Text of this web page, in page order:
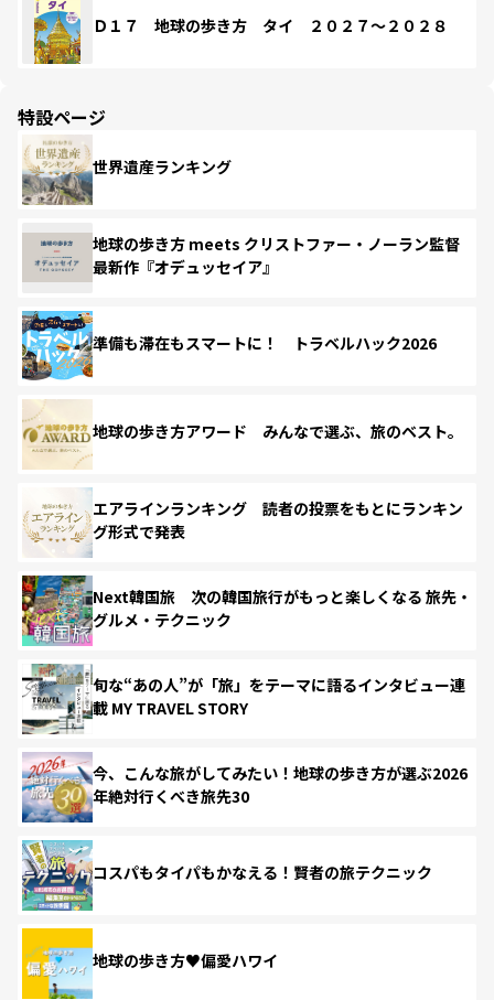
Ｄ１７ 地球の歩き方 タイ ２０２７～２０２８
特設ページ
世界遺産ランキング
地球の歩き方 meets クリストファー・ノーラン監督
最新作『オデュッセイア』
準備も滞在もスマートに！ トラベルハック2026
地球の歩き方アワード みんなで選ぶ、旅のベスト。
エアラインランキング 読者の投票をもとにランキン
グ形式で発表
Next韓国旅 次の韓国旅行がもっと楽しくなる 旅先・
グルメ・テクニック
旬な“あの人”が「旅」をテーマに語るインタビュー連
載 MY TRAVEL STORY
今、こんな旅がしてみたい！地球の歩き方が選ぶ2026
年絶対行くべき旅先30
コスパもタイパもかなえる！賢者の旅テクニック
地球の歩き方♥偏愛ハワイ